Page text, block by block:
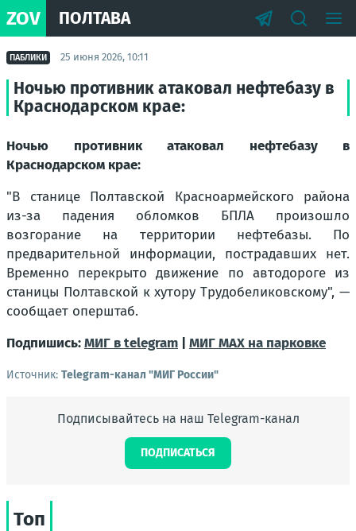
ZOV ПОЛТАВА
ПАБЛИКИ 25 июня 2026, 10:11
Ночью противник атаковал нефтебазу в
Краснодарском крае:
Ночью противник атаковал нефтебазу в
Краснодарском крае:
"В станице Полтавской Красноармейского района
из-за падения обломков БПЛА произошло
возгорание на территории нефтебазы. По
предварительной информации, пострадавших нет.
Временно перекрыто движение по автодороге из
станицы Полтавской к хутору Трудобеликовскому", —
сообщает оперштаб.
Подпишись:МИГ в telegram МИГ МAX на парковке
Источник: Telegram-канал "МИГ России"
Подписывайтесь на наш Telegram-канал
ПОДПИСАТЬСЯ
Топ